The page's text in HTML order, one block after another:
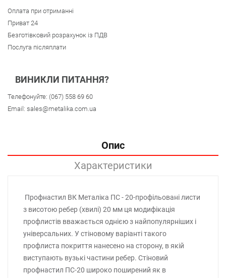
Оплата при отриманні
Приват 24
Безготівковий розрахунок із ПДВ
Послуга післяплати
ВИНИКЛИ ПИТАННЯ?
Телефонуйте: (067) 558 69 60
Email: sales@metalika.com.ua
Опис
Характеристики
Профнастил ВК Металіка ПС - 20-профільовані листи
з висотою ребер (хвилі) 20 мм ця модифікація
профлистів вважається однією з найпопулярніших і
універсальних. У стіновому варіанті такого
профлиста покриття нанесено на сторону, в якій
виступають вузькі частини ребер. Стіновий
профнастил ПС-20 широко поширений як в